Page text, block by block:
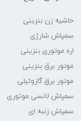
حاشیه زن بنزینی
سمپاش شارژی
اره موتوری بنزینی
موتور برق بنزینی
موتور برق گازوئیلی
سمپاش لانسی موتوری
سمپاش زنبه ای